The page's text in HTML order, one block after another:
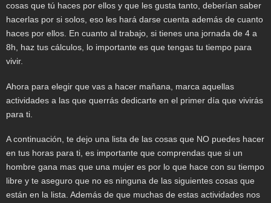
cosas que tú haces por ellos y que les gusta tanto, deberían saber
hacerlas por si solos, eso les hará darse cuenta además de cuanto
haces por ellos. En cuanto al trabajo, si tienes una jornada de 4 a
8h, haz tus cálculos, lo importante es que tengas tu tiempo para
vivir.
Ahora para elegir que vas a hacer mañana, marca aquellas
actividades a las que querrás dedicarte en el primer día que vivirás
para ti.
A continuación, te dejo una lista de las cosas que NO puedes hacer
en tus horas para ti, es importante que comprendas que si un
hombre gana mas que una mujer es por lo que hace con su tiempo
libre y te aseguro que no es ninguna de las siguientes cosas que
están en la lista. Además de que muchas de estas actividades nos